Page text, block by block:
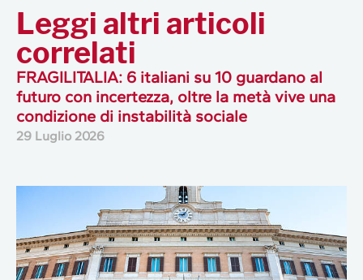
Leggi altri articoli
correlati
FRAGILITALIA: 6 italiani su 10 guardano al
futuro con incertezza, oltre la metà vive una
condizione di instabilità sociale
29 Luglio 2026